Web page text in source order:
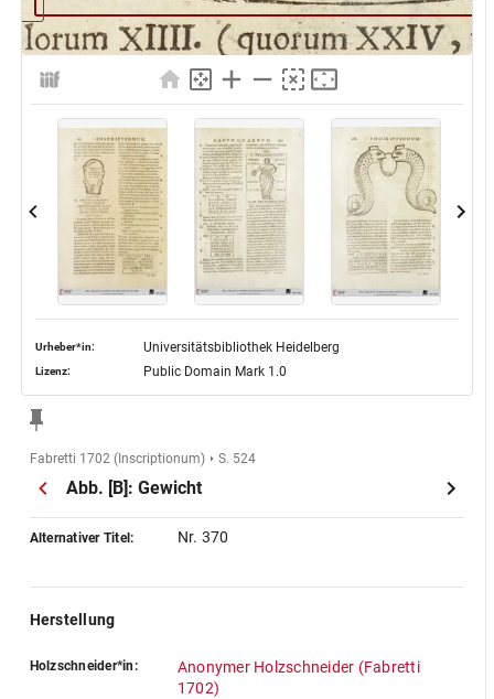
Urheber*in: Universitätsbibliothek Heidelberg
Lizenz: Public Domain Mark 1.0
Fabretti 1702 (Inscriptionum) S. 524
Abb. [B]: Gewicht
Alternativer Titel: Nr. 370
Herstellung
Holzschneider*in:
Anonymer Holzschneider (Fabretti
1702)